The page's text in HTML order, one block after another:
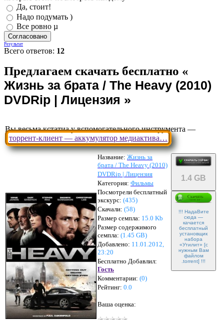
Да, стоит!
Надо подумать )
Все ровно µ
Результат
Всего ответов: 12
Вы весьма кстатиа у вспомогательного инструмента —
торрент-клиент — аккумулятор медиактива…
Название: Жизнь за
брата / The Heavy (2010)
DVDRip | Лицензия
1.4 GB
!!! НадаВите
сюда —
качается
бесплатный
установщик
набора
«Утилит» [с
нужным Вам
файлом
.torrent] !!!
Категория: Фильмы
Посмотрели бесплатный
экскурс: (435)
Скачали: (58)
Размер семпла: 15.0 Kb
Размер содержимого
семпла: (1.45 GB)
Добавлено: 11.01.2012,
23:20
Бесплатно Добавлил:
Гость
Комментарии: (0)
Рейтинг: 0.0
Ваша оценка: